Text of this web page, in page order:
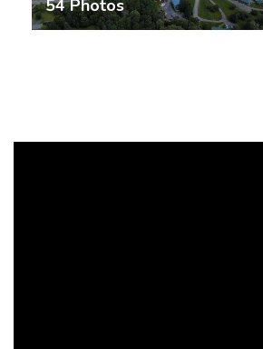
54 Photos